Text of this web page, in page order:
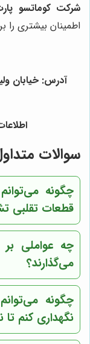
شرکت کوماتسو
اطمینان بیشتری را
آدرس: خيابان
اطلاعات
سوالات
چگونه
قطعات تقلبی
چه عواملی بر
می‌گذارند؟
چگونه
نگهداری کنم